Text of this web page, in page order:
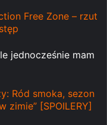
Free Zone – rzut
jednocześnie mam
Ród smoka, sezon
zimie” [SPOILERY]